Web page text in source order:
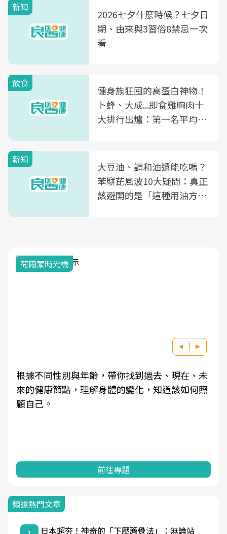
新知
2026七夕什麼時候？七夕日
期、由來與3習俗8禁忌一次
看
飲食
健身族狂囤的高蛋白神物！
卜蜂、大成...即食雞胸肉十
大排行出爐：第一名平均一
新知
大豆油、調和油還能吃嗎？
苯駢芘風波10大疑問：真正
該避開的是「這種用油方
荷爾蒙時光機
根據不同性別與年齡，帶你找到過去、現在、未
來的健康節點，理解身體的變化，知道該如何照
顧自己。
前往專題
頻道熱門文章
日本超夯！神奇的「下壓薦骨法」：無論站